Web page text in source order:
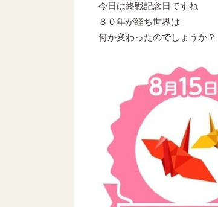
今日は終戦記念日ですね
８０年が経ち世界は
何か変わったのでしょうか？